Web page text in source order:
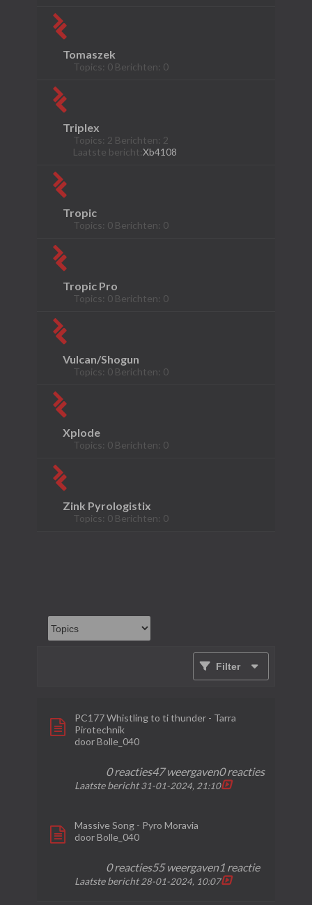
Tomaszek
Topics: 0 Berichten: 0
Triplex
Topics: 2 Berichten: 2
Laatste bericht:Xb4108
Tropic
Topics: 0 Berichten: 0
Tropic Pro
Topics: 0 Berichten: 0
Vulcan/Shogun
Topics: 0 Berichten: 0
Xplode
Topics: 0 Berichten: 0
Zink Pyrologistix
Topics: 0 Berichten: 0
Filter
PC177 Whistling to ti thunder - Tarra
Pirotechnik
doorBolle_040
0 reacties47 weergaven0 reacties
Laatste bericht 31-01-2024, 21:10
Massive Song - Pyro Moravia
doorBolle_040
0 reacties55 weergaven1 reactie
Laatste bericht 28-01-2024, 10:07